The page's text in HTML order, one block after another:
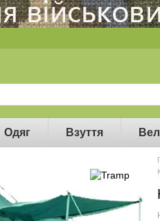
Одяг Взуття